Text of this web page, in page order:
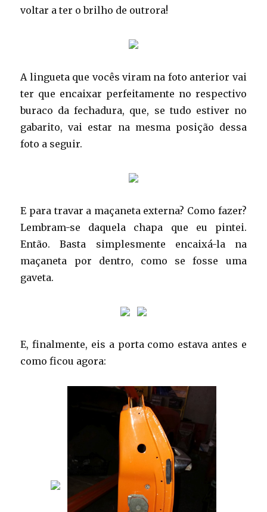
voltar a ter o brilho de outrora!
A lingueta que vocês viram na foto anterior vai
ter que encaixar perfeitamente no respectivo
buraco da fechadura, que, se tudo estiver no
gabarito, vai estar na mesma posição dessa
foto a seguir.
E para travar a maçaneta externa? Como fazer?
Lembram-se daquela chapa que eu pintei.
Então. Basta simplesmente encaixá-la na
maçaneta por dentro, como se fosse uma
gaveta.
E, finalmente, eis a porta como estava antes e
como ficou agora: